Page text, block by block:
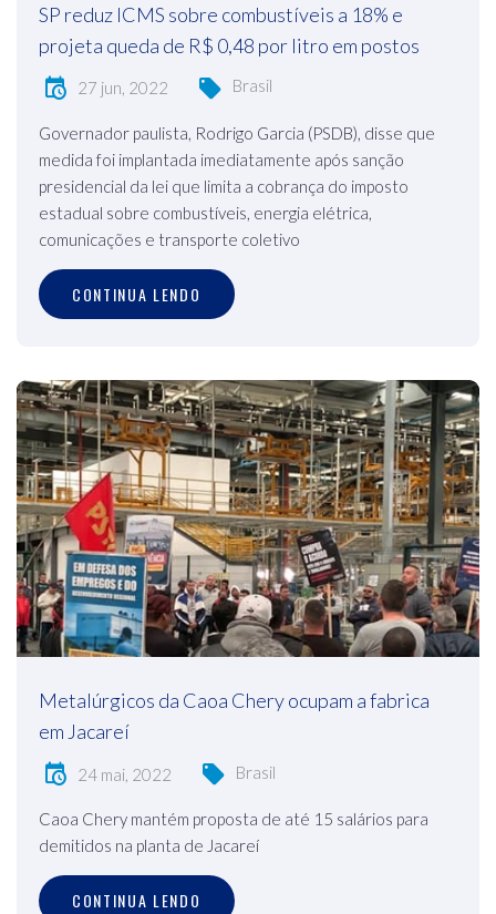
SP reduz ICMS sobre combustíveis a 18% e
projeta queda de R$ 0,48 por litro em postos
27 jun, 2022 Brasil
Governador paulista, Rodrigo Garcia (PSDB), disse que
medida foi implantada imediatamente após sanção
presidencial da lei que limita a cobrança do imposto
estadual sobre combustíveis, energia elétrica,
comunicações e transporte coletivo
CONTINUA LENDO
Metalúrgicos da Caoa Chery ocupam a fabrica
em Jacareí
24 mai, 2022 Brasil
Caoa Chery mantém proposta de até 15 salários para
demitidos na planta de Jacareí
CONTINUA LENDO